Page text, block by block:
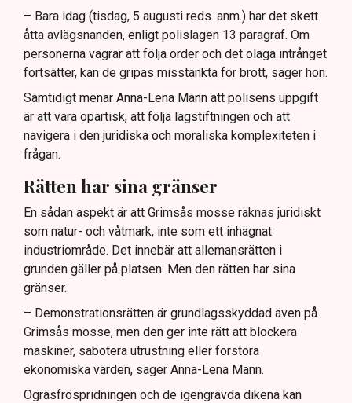
– Bara idag (tisdag, 5 augusti reds. anm.) har det skett
åtta avlägsnanden, enligt polislagen 13 paragraf. Om
personerna vägrar att följa order och det olaga intrånget
fortsätter, kan de gripas misstänkta för brott, säger hon.
Samtidigt menar Anna-Lena Mann att polisens uppgift
är att vara opartisk, att följa lagstiftningen och att
navigera i den juridiska och moraliska komplexiteten i
frågan.
Rätten har sina gränser
En sådan aspekt är att Grimsås mosse räknas juridiskt
som natur- och våtmark, inte som ett inhägnat
industriområde. Det innebär att allemansrätten i
grunden gäller på platsen. Men den rätten har sina
gränser.
– Demonstrationsrätten är grundlagsskyddad även på
Grimsås mosse, men den ger inte rätt att blockera
maskiner, sabotera utrustning eller förstöra
ekonomiska värden, säger Anna-Lena Mann.
Ogräsfröspridningen och de igengrävda dikena kan